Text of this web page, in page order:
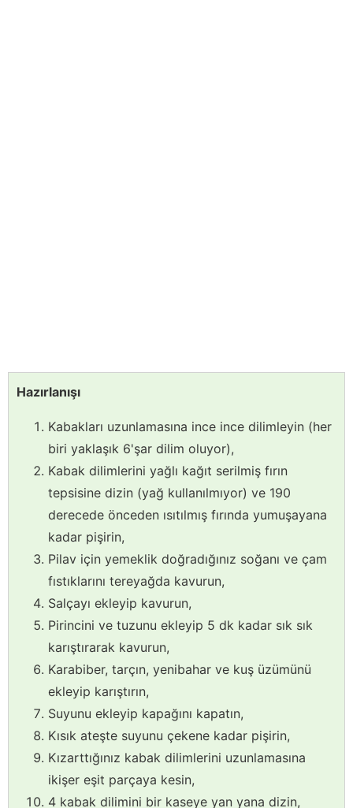
Hazırlanışı
Kabakları uzunlamasına ince ince dilimleyin (her
biri yaklaşık 6'şar dilim oluyor),
Kabak dilimlerini yağlı kağıt serilmiş fırın
tepsisine dizin (yağ kullanılmıyor) ve 190
derecede önceden ısıtılmış fırında yumuşayana
kadar pişirin,
Pilav için yemeklik doğradığınız soğanı ve çam
fıstıklarını tereyağda kavurun,
Salçayı ekleyip kavurun,
Pirincini ve tuzunu ekleyip 5 dk kadar sık sık
karıştırarak kavurun,
Karabiber, tarçın, yenibahar ve kuş üzümünü
ekleyip karıştırın,
Suyunu ekleyip kapağını kapatın,
Kısık ateşte suyunu çekene kadar pişirin,
Kızarttığınız kabak dilimlerini uzunlamasına
ikişer eşit parçaya kesin,
4 kabak dilimini bir kaseye yan yana dizin,